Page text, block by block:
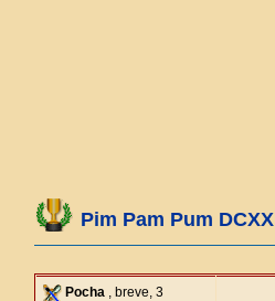
Pim Pam Pum DCXX
Pocha , breve, 3